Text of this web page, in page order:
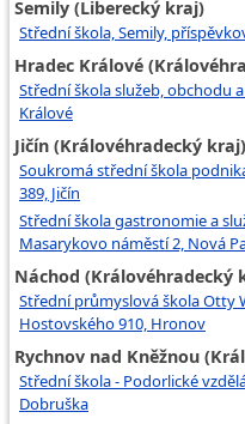
Semily (Liberecký kraj)
Střední škola, Semily,
Hradec Králové
Střední škola služeb, obchodu
Králové
Jičín (Královéhradecký kraj)
Soukromá střední škola
389, Jičín
Střední škola gastronomie a
Masarykovo náměstí 2, Nová
Náchod (Královéhradecký
Střední průmyslová škola Otty
Hostovského 910, Hronov
Rychnov nad Kněžnou
Střední škola - Podorlické
Dobruška